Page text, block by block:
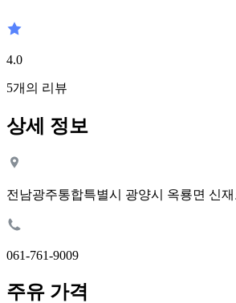
4.0
5개의 리뷰
상세 정보
전남광주통합특별시 광양시 옥룡면 신재
061-761-9009
주유 가격